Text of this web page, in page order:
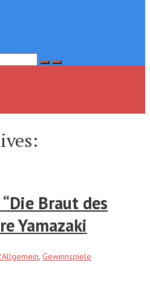
“Die Braut des
Yamazaki
Allgemein Gewinnspiele